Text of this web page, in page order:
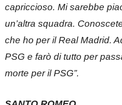
capriccioso. Mi sarebbe
un’altra squadra.
che ho per il Real Madrid.
PSG e farò di tutto per
morte per il PSG”.